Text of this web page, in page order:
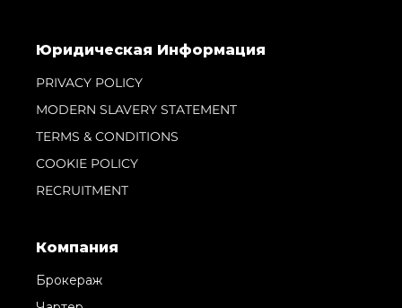
Юридическая Информация
PRIVACY POLICY
MODERN SLAVERY STATEMENT
TERMS & CONDITIONS
COOKIE POLICY
RECRUITMENT
Компания
Брокераж